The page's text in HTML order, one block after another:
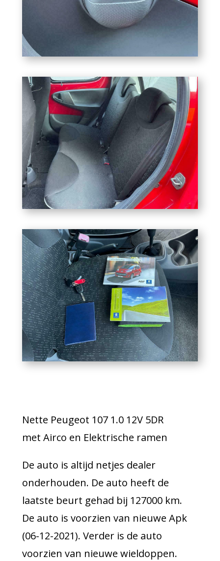
Nette Peugeot 107 1.0 12V 5DR
met Airco en Elektrische ramen
De auto is altijd netjes dealer
onderhouden. De auto heeft de
laatste beurt gehad bij 127000 km.
De auto is voorzien van nieuwe Apk
(06-12-2021). Verder is de auto
voorzien van nieuwe wieldoppen.